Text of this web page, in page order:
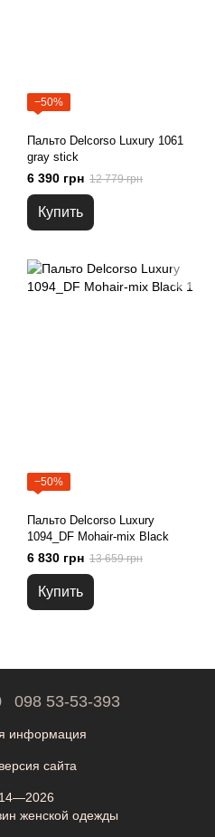
−50%
Пальто Delcorso Luxury 1061
gray stick
6 390 грн 12 779 грн
Купить
−50%
Пальто Delcorso Luxury
1094_DF Mohair-mix Black
6 830 грн 13 659 грн
Купить
098 53-53-393
информация
сайта
женской одежды